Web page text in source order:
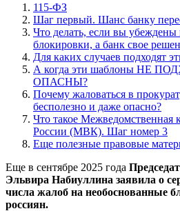
115-ФЗ
Шаг первый. Шанс банку
Что делать, если вы убеждены
блокировки, а банк свое
Для каких случаев подходят
А когда эти шаблоны НЕ
ОПАСНЫ?
Почему жаловаться в
бесполезно и даже опасно?
Что такое Межведомственная
России (МВК). Шаг номер 3
Еще полезные правовые
Еще в сентябре 2025 года
Эльвира Набиуллина заявила о
числа жалоб на необоснованные
россиян.